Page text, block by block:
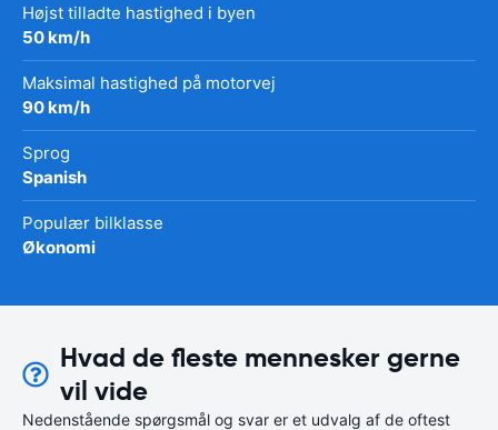
Højst tilladte hastighed i byen
50 km/h
Maksimal hastighed på motorvej
90 km/h
Sprog
Spanish
Populær bilklasse
Økonomi
Hvad de fleste mennesker gerne
vil vide
Nedenstående spørgsmål og svar er et udvalg af de oftest